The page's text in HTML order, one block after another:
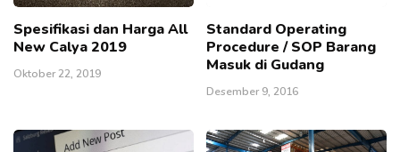
Spesifikasi dan Harga All
New Calya 2019
Oktober 22, 2019
Standard Operating
Procedure / SOP Barang
Masuk di Gudang
Desember 9, 2016